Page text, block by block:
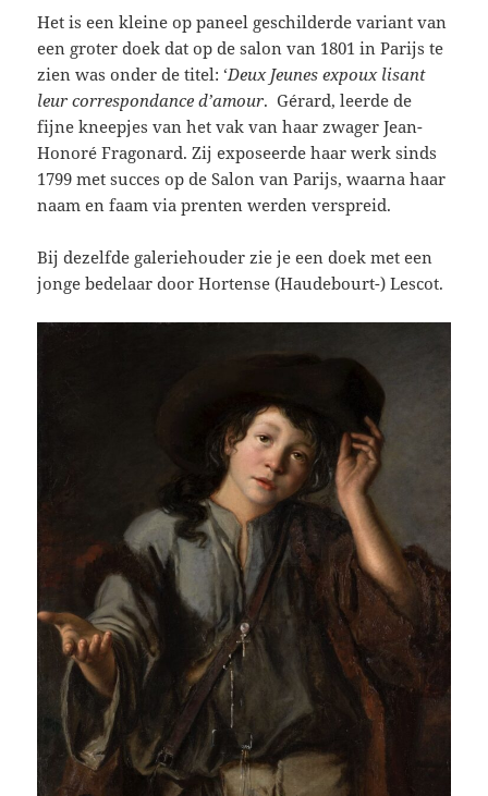
Het is een kleine op paneel geschilderde variant van
een groter doek dat op de salon van 1801 in Parijs te
zien was onder de titel: ‘Deux Jeunes expoux lisant
leur correspondance d’amour. Gérard, leerde de
fijne kneepjes van het vak van haar zwager Jean-
Honoré Fragonard. Zij exposeerde haar werk sinds
1799 met succes op de Salon van Parijs, waarna haar
naam en faam via prenten werden verspreid.
Bij dezelfde galeriehouder zie je een doek met een
jonge bedelaar door Hortense (Haudebourt-) Lescot.